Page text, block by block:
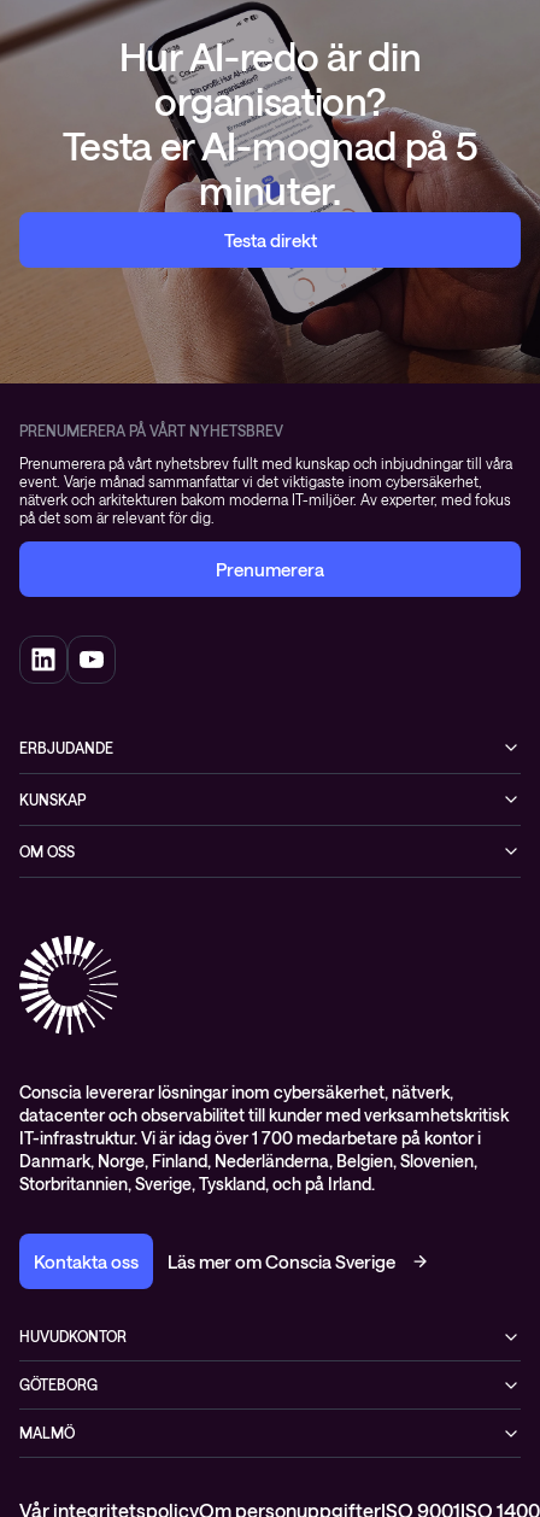
Hur AI-redo är din
organisation?
Testa er AI-mognad på 5
minuter.
Testa direkt
PRENUMERERA PÅ VÅRT NYHETSBREV
Prenumerera på vårt nyhetsbrev fullt med kunskap och inbjudningar till våra
event. Varje månad sammanfattar vi det viktigaste inom cybersäkerhet,
nätverk och arkitekturen bakom moderna IT-miljöer. Av experter, med fokus
på det som är relevant för dig.
Prenumerera
ERBJUDANDE
Datacenter & moln
Nätverk & WiFi
KUNSKAP
Event
Whitepapers & guider
OM OSS
Kontakt
Pressnyheter
Conscia levererar lösningar inom cybersäkerhet, nätverk,
datacenter och observabilitet till kunder med verksamhetskritisk
IT-infrastruktur. Vi är idag över 1 700 medarbetare på kontor i
Danmark, Norge, Finland, Nederländerna, Belgien, Slovenien,
Storbritannien, Sverige, Tyskland, och på Irland.
Kontakta oss Läs mer om Conscia Sverige
HUVUDKONTOR
Rålambsvägen 17, 16tr
112 59 Stockholm
+46 (0)8 765 53 00
GÖTEBORG
MIMO, Mölndals bro 7
431 30 Mölndal
MALMÖ
Vår integritetspolicyOm personuppgifterISO 9001ISO